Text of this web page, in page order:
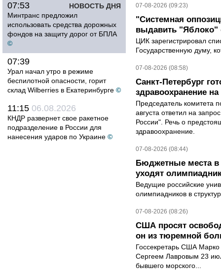
НОВОСТЬ ДНЯ
07:53
Минтранс предложил
использовать средства дорожных
фондов на защиту дорог от БПЛА
©
07:39
Урал начал утро в режиме
беспилотной опасности, горит
склад Wilberries в Екатеринбурге ©
11:15 06.08.2026
КНДР развернет свое ракетное
подразделение в России для
нанесения ударов по Украине ©
07-08-2026 (09:23)
"Системная
выдавить "Яблоко"
ЦИК зарегистрировал
Государственную думу,
07-08-2026 (08:58)
Санкт-Петербург
здравоохранение на
Председатель комитета
августа ответил на
России". Речь о
здравоохранение.
07-08-2026 (08:44)
Бюджетные места в
уходят
Ведущие российские
олимпиадников в
07-08-2026 (08:26)
США просят
он из тюремной
Госсекретарь США
Сергеем Лавровым 23
бывшего морского...